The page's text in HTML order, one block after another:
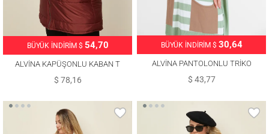
BÜYÜK İNDİRİM $ 54,70
ALVİNA KAPÜŞONLU KABAN T
$ 78,16
BÜYÜK İNDİRİM $ 30,64
ALVİNA PANTOLONLU TRİKO
TAKIM T 42124
$ 43,77